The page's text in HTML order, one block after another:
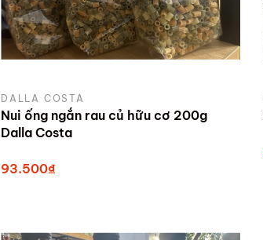
DALLA COSTA
Nui ống ngắn rau củ hữu cơ 200g
Dalla Costa
93.500₫